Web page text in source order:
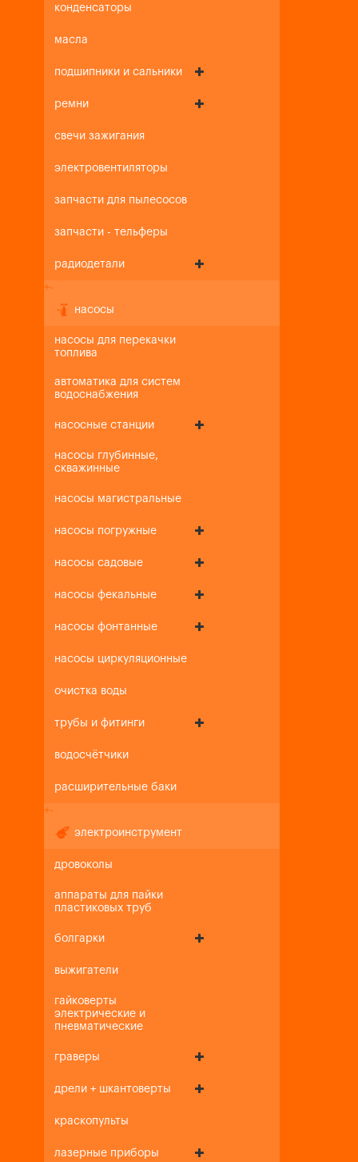
конденсаторы
масла
подшипники и сальники
ремни
свечи зажигания
электровентиляторы
запчасти для пылесосов
запчасти - тельферы
радиодетали
+-
насосы
насосы для перекачки
топлива
автоматика для систем
водоснабжения
насосные станции
насосы глубинные,
скважинные
насосы магистральные
насосы погружные
насосы садовые
насосы фекальные
насосы фонтанные
насосы циркуляционные
очистка воды
трубы и фитинги
водосчётчики
расширительные баки
+-
электроинструмент
дровоколы
аппараты для пайки
пластиковых труб
болгарки
выжигатели
гайковерты
электрические и
пневматические
граверы
дрели + шкантоверты
краскопульты
лазерные приборы